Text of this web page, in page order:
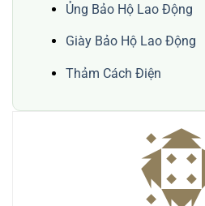
Ủng Bảo Hộ Lao Động
Giày Bảo Hộ Lao Động
Thảm Cách Điện